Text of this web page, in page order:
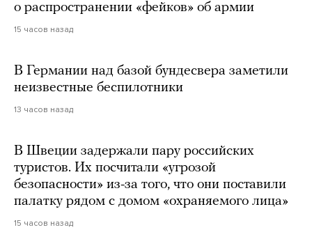
о распространении «фейков» об армии
15 часов назад
В Германии над базой бундесвера заметили
неизвестные беспилотники
13 часов назад
В Швеции задержали пару российских
туристов. Их посчитали «угрозой
безопасности» из-за того, что они поставили
палатку рядом с домом «охраняемого лица»
15 часов назад